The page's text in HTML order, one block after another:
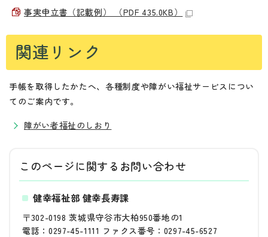
事実申立書（記載例） （PDF 435.0KB）
関連リンク
手帳を取得したかたへ、各種制度や障がい福祉サービスについ
てのご案内です。
障がい者福祉のしおり
このページに関する お問い合わせ
健幸福祉部 健幸長寿課
〒302-0198 茨城県守谷市大柏950番地の1
電話：0297-45-1111 ファクス番号：0297-45-6527